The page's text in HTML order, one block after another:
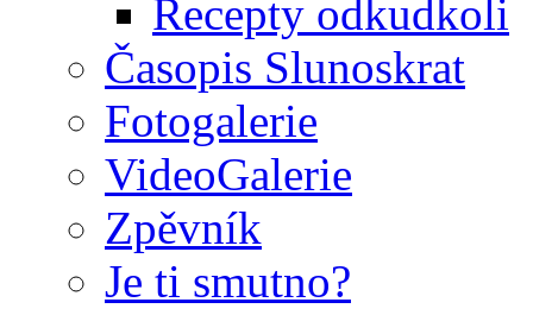
Recepty odkudkoli
Časopis Slunoskrat
Fotogalerie
VideoGalerie
Zpěvník
Je ti smutno?